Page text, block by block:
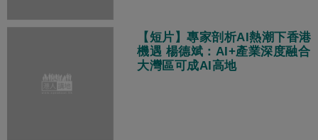
【短片】專家剖析AI熱潮下香港
機遇 楊德斌：AI+產業深度融合
大灣區可成AI高地